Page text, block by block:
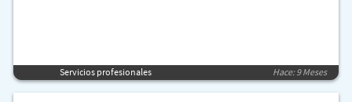
Servicios profesionales Hace: 9 Meses